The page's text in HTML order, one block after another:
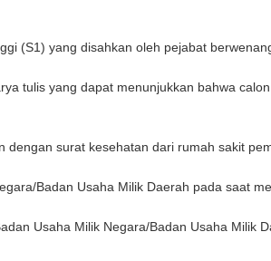
(S1) yang disahkan oleh pejabat
tulis yang dapat menunjukkan bahwa
surat kesehatan dari rumah sakit
Badan Usaha Milik Daerah pada saat
Usaha Milik Negara/Badan Usaha Milik